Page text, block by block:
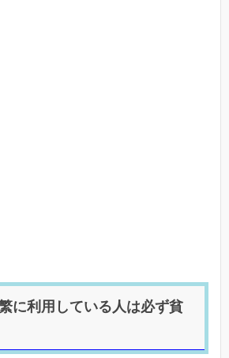
に利用している人は必ず貧